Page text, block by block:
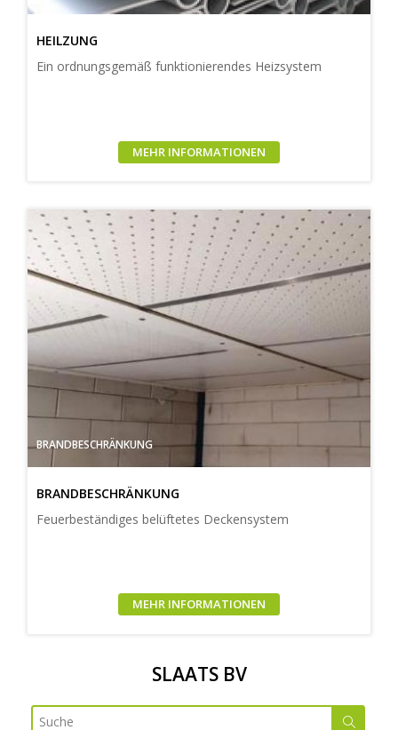
HEILZUNG
Ein ordnungsgemäß funktionierendes Heizsystem
MEHR INFORMATIONEN
BRANDBESCHRÄNKUNG
BRANDBESCHRÄNKUNG
Feuerbeständiges belüftetes Deckensystem
MEHR INFORMATIONEN
SLAATS BV